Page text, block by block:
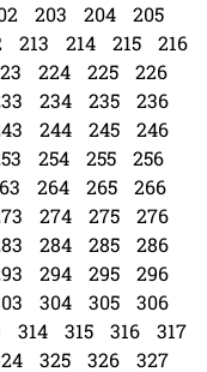
203 204
205
213 214 215
216
224 225
226
234 235
236
244 245
246
254 255
256
264 265
266
274 275
276
284 285
286
294 295
296
304 305
306
314 315 316
317
325 326
327